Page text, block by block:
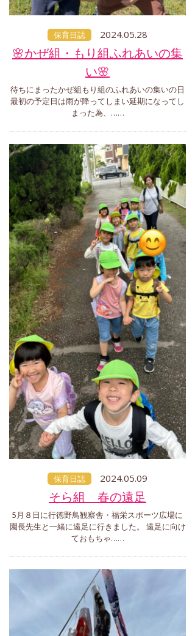
保育日誌 2024.05.28
🌸かぜ組・もり組ふれあいの集
い🌸
待ちにまったかぜ組もり組のふれあいの集いの日
最初の予定日は雨が降ってしまい延期になってし
まった為、……
保育日誌 2024.05.09
そら組 春の遠足
5月８日に行徳野鳥観察舎・福栄スポーツ広場に
園長先生と一緒に遠足に行きました。 遠足に向け
ておもちゃ……